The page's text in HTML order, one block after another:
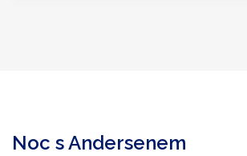
Noc s Andersenem